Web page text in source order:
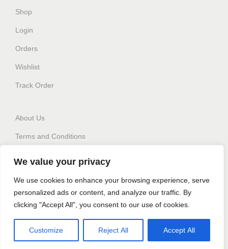
We value your privacy
We use cookies to enhance your browsing experience, serve
personalized ads or content, and analyze our traffic. By
clicking "Accept All", you consent to our use of cookies.
Customize Reject All Accept All
Shop
Login
Orders
Wishlist
Track Order
About Us
Terms and Conditions
Switch Language
Copyright © 2026ExtremePokeCorner Greece